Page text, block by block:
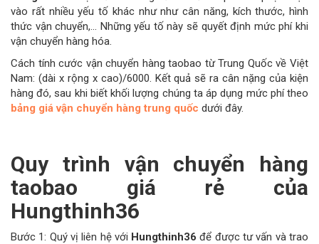
vào rất nhiều yếu tố khác như như cân năng, kích thước, hình
thức vận chuyển,... Những yếu tố này sẽ quyết định mức phí khi
vận chuyển hàng hóa.
Cách tính cước vận chuyển hàng taobao từ Trung Quốc về Việt
Nam: (dài x rộng x cao)/6000. Kết quả sẽ ra cân nặng của kiện
hàng đó, sau khi biết khối lượng chúng ta áp dụng mức phí theo
bảng giá vận chuyển hàng trung quốc dưới đây.
Quy trình vận chuyển hàng
taobao giá rẻ của
Hungthinh36
Bước 1: Quý vị liên hệ với Hungthinh36 để được tư vấn và trao